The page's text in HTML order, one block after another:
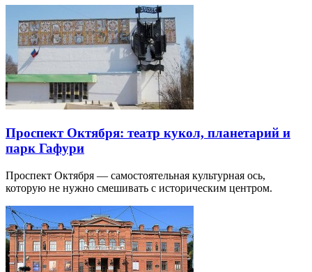
Проспект Октября: театр кукол, планетарий и
парк Гафури
Проспект Октября — самостоятельная культурная ось,
которую не нужно смешивать с историческим центром.